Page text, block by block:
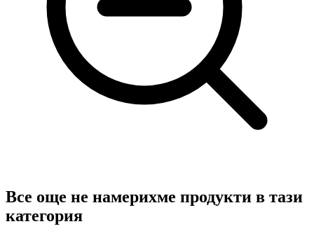
Все още не намерихме продукти в тази
категория